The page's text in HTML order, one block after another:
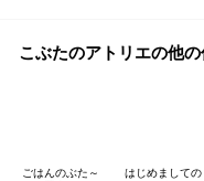
こぶたのアトリエの他
ごはんのぶた～
はじめましての